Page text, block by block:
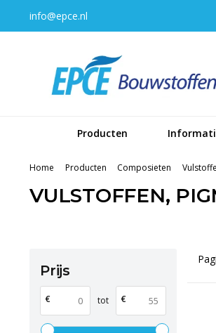
info@epce.nl
Producten
Home Producten Composieten
VULSTOFFEN,
Prijs
€ tot €